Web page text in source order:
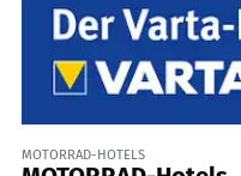
MOTORRAD-HOTELS